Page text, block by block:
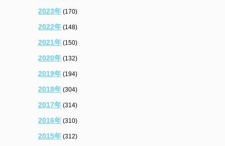
2023年 (170)
2022年 (148)
2021年 (150)
2020年 (132)
2019年 (194)
2018年 (304)
2017年 (314)
2016年 (310)
2015年 (312)